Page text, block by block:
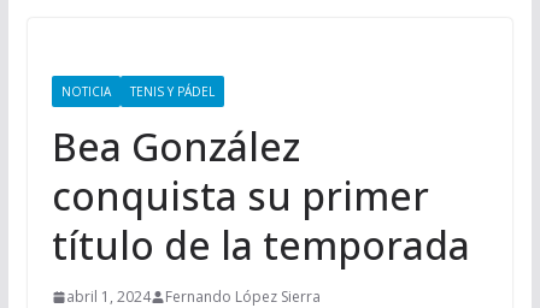
NOTICIA TENIS Y PÁDEL
Bea González
conquista su primer
título de la temporada
abril 1, 2024 Fernando López Sierra